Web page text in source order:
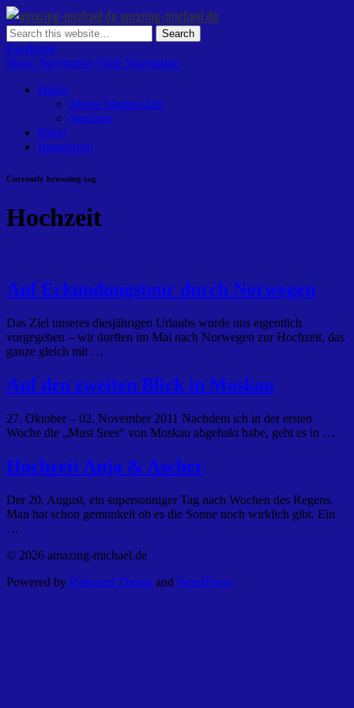
amazing-michael.de
Facebook
Show Navigation Hide Navigation
Hallo!
Meine Marine-Zeit
Studium
Blog!
Impressum
Currently browsing tag
Hochzeit
Auf Erkundungstour durch Norwegen
Das Ziel unseres diesjährigen Urlaubs wurde uns eigentlich
vorgegeben – wir durften im Mai nach Norwegen zur Hochzeit, das
ganze gleich mit …
Auf den zweiten Blick in Moskau
27. Oktober – 02. November 2011 Nachdem ich in der ersten
Woche die „Must Sees“ von Moskau abgehakt habe, geht es in …
Hochzeit Anja & Ascher
Der 20. August, ein supersonniger Tag nach Wochen des Regens.
Man hat schon gemunkelt ob es die Sonne noch wirklich gibt. Ein
…
© 2026 amazing-michael.de
Powered by Pinboard Theme and WordPress